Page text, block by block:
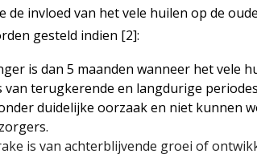
de invloed van het vele huilen op de
gesteld indien [2]:
is dan 5 maanden wanneer het vele
van terugkerende en langdurige
duidelijke oorzaak en niet kunnen
is van achterblijvende groei of